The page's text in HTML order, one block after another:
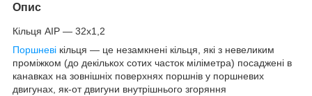
Опис
Кільця AIP — 32х1,2
Поршневі кільця — це незамкнені кільця, які з невеликим
проміжком (до декількох сотих часток міліметра) посаджені в
канавках на зовнішніх поверхнях поршнів у поршневих
двигунах, як-от двигуни внутрішнього згоряння